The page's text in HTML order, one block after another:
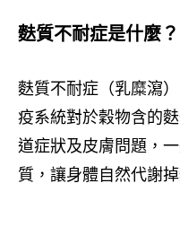
麩質不耐症是什麼？
麩質不耐症（乳糜瀉
疫系統對於穀物含的
道症狀及皮膚問題，
質，讓身體自然代謝